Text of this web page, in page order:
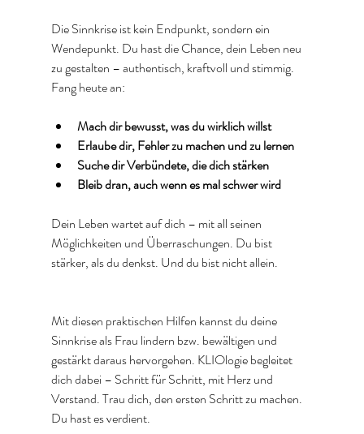
Die Sinnkrise ist kein Endpunkt, sondern ein
Wendepunkt. Du hast die Chance, dein Leben neu
zu gestalten – authentisch, kraftvoll und stimmig.
Fang heute an:
Mach dir bewusst, was du wirklich willst
Erlaube dir, Fehler zu machen und zu lernen
Suche dir Verbündete, die dich stärken
Bleib dran, auch wenn es mal schwer wird
Dein Leben wartet auf dich – mit all seinen
Möglichkeiten und Überraschungen. Du bist
stärker, als du denkst. Und du bist nicht allein.
Mit diesen praktischen Hilfen kannst du deine
Sinnkrise als Frau lindern bzw. bewältigen und
gestärkt daraus hervorgehen. KLIOlogie begleitet
dich dabei – Schritt für Schritt, mit Herz und
Verstand. Trau dich, den ersten Schritt zu machen.
Du hast es verdient.